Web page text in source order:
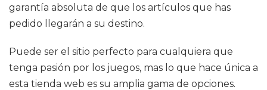
garantía absoluta de que los artículos que has
pedido llegarán a su destino.
Puede ser el sitio perfecto para cualquiera que
tenga pasión por los juegos, mas lo que hace única a
esta tienda web es su amplia gama de opciones.